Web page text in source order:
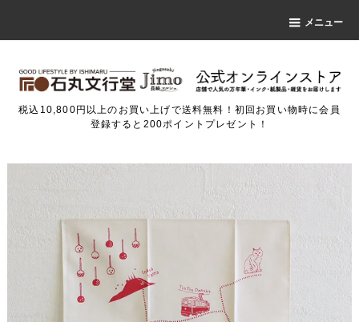
メニュー
税込10,800円以上のお買い上げで送料無料！初回お買い物時に会員
登録すると200ポイントプレゼント！